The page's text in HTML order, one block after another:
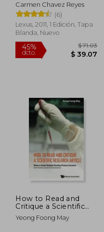
Carmen Chavez Reyes
(6)
Lexus, 2011, 1 Edición, Tapa
Blanda, Nuevo
45%
dcto. $ 39.07
How to Read and
Critique a Scientific
Research Article:
Notes to Guide
Yeong Foong May